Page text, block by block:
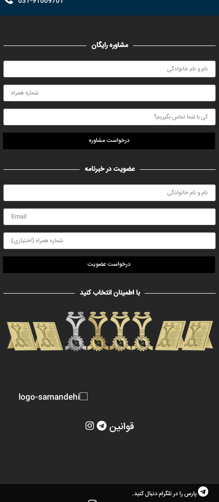
مشاوره رایگان
درخواست مشاوره
عضویت در خبرنامه
درخواست عضویت
با اطمینان انتخاب کنید
قوانین
پارس را در تلگرام دنبال کنید.